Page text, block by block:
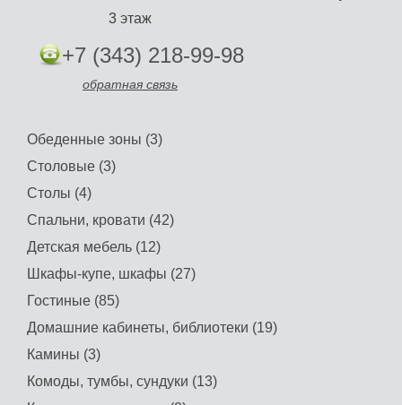
3 этаж
+7 (343) 218-99-98
обратная связь
Обеденные зоны (3)
Столовые (3)
Столы (4)
Спальни, кровати (42)
Детская мебель (12)
Шкафы-купе, шкафы (27)
Гостиные (85)
Домашние кабинеты, библиотеки (19)
Камины (3)
Комоды, тумбы, сундуки (13)